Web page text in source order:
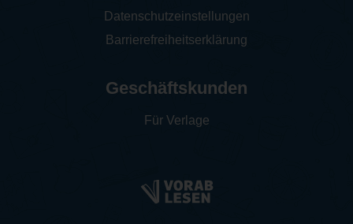
Datenschutzeinstellungen
Barrierefreiheitserklärung
Geschäftskunden
Für Verlage